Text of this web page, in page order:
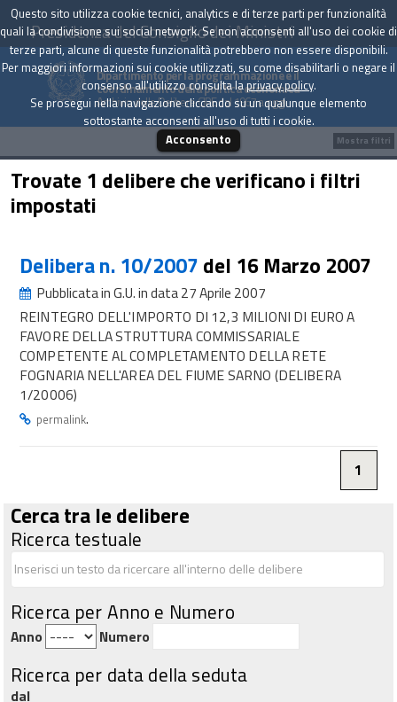
Presidenza del Consiglio dei Ministri
Dipartimento per la programmazione e il
coordinamento della politica economica
Archivio delle Delibere CIPE dal 1967 a oggi
Trovate 1 delibere che verificano i filtri
impostati
Delibera n. 10/2007 del 16 Marzo 2007
Pubblicata in G.U. in data 27 Aprile 2007
REINTEGRO DELL'IMPORTO DI 12,3 MILIONI DI EURO A
FAVORE DELLA STRUTTURA COMMISSARIALE
COMPETENTE AL COMPLETAMENTO DELLA RETE
FOGNARIA NELL'AREA DEL FIUME SARNO (DELIBERA
1/20006)
permalink.
1
Cerca tra le delibere
Ricerca testuale
Ricerca per Anno e Numero
Anno Numero
Ricerca per data della seduta
dal
Mostra filtri
Questo sito utilizza cookie tecnici, analytics e di terze parti per funzionalità
quali la condivisione sui social network. Se non acconsenti all'uso dei cookie di
terze parti, alcune di queste funzionalità potrebbero non essere disponibili.
Per maggiori informazioni sui cookie utilizzati, su come disabilitarli o negare il
consenso all'utilizzo consulta laprivacy policy.
Se prosegui nella navigazione cliccando su un qualunque elemento
sottostante acconsenti all'uso di tutti i cookie.
Acconsento